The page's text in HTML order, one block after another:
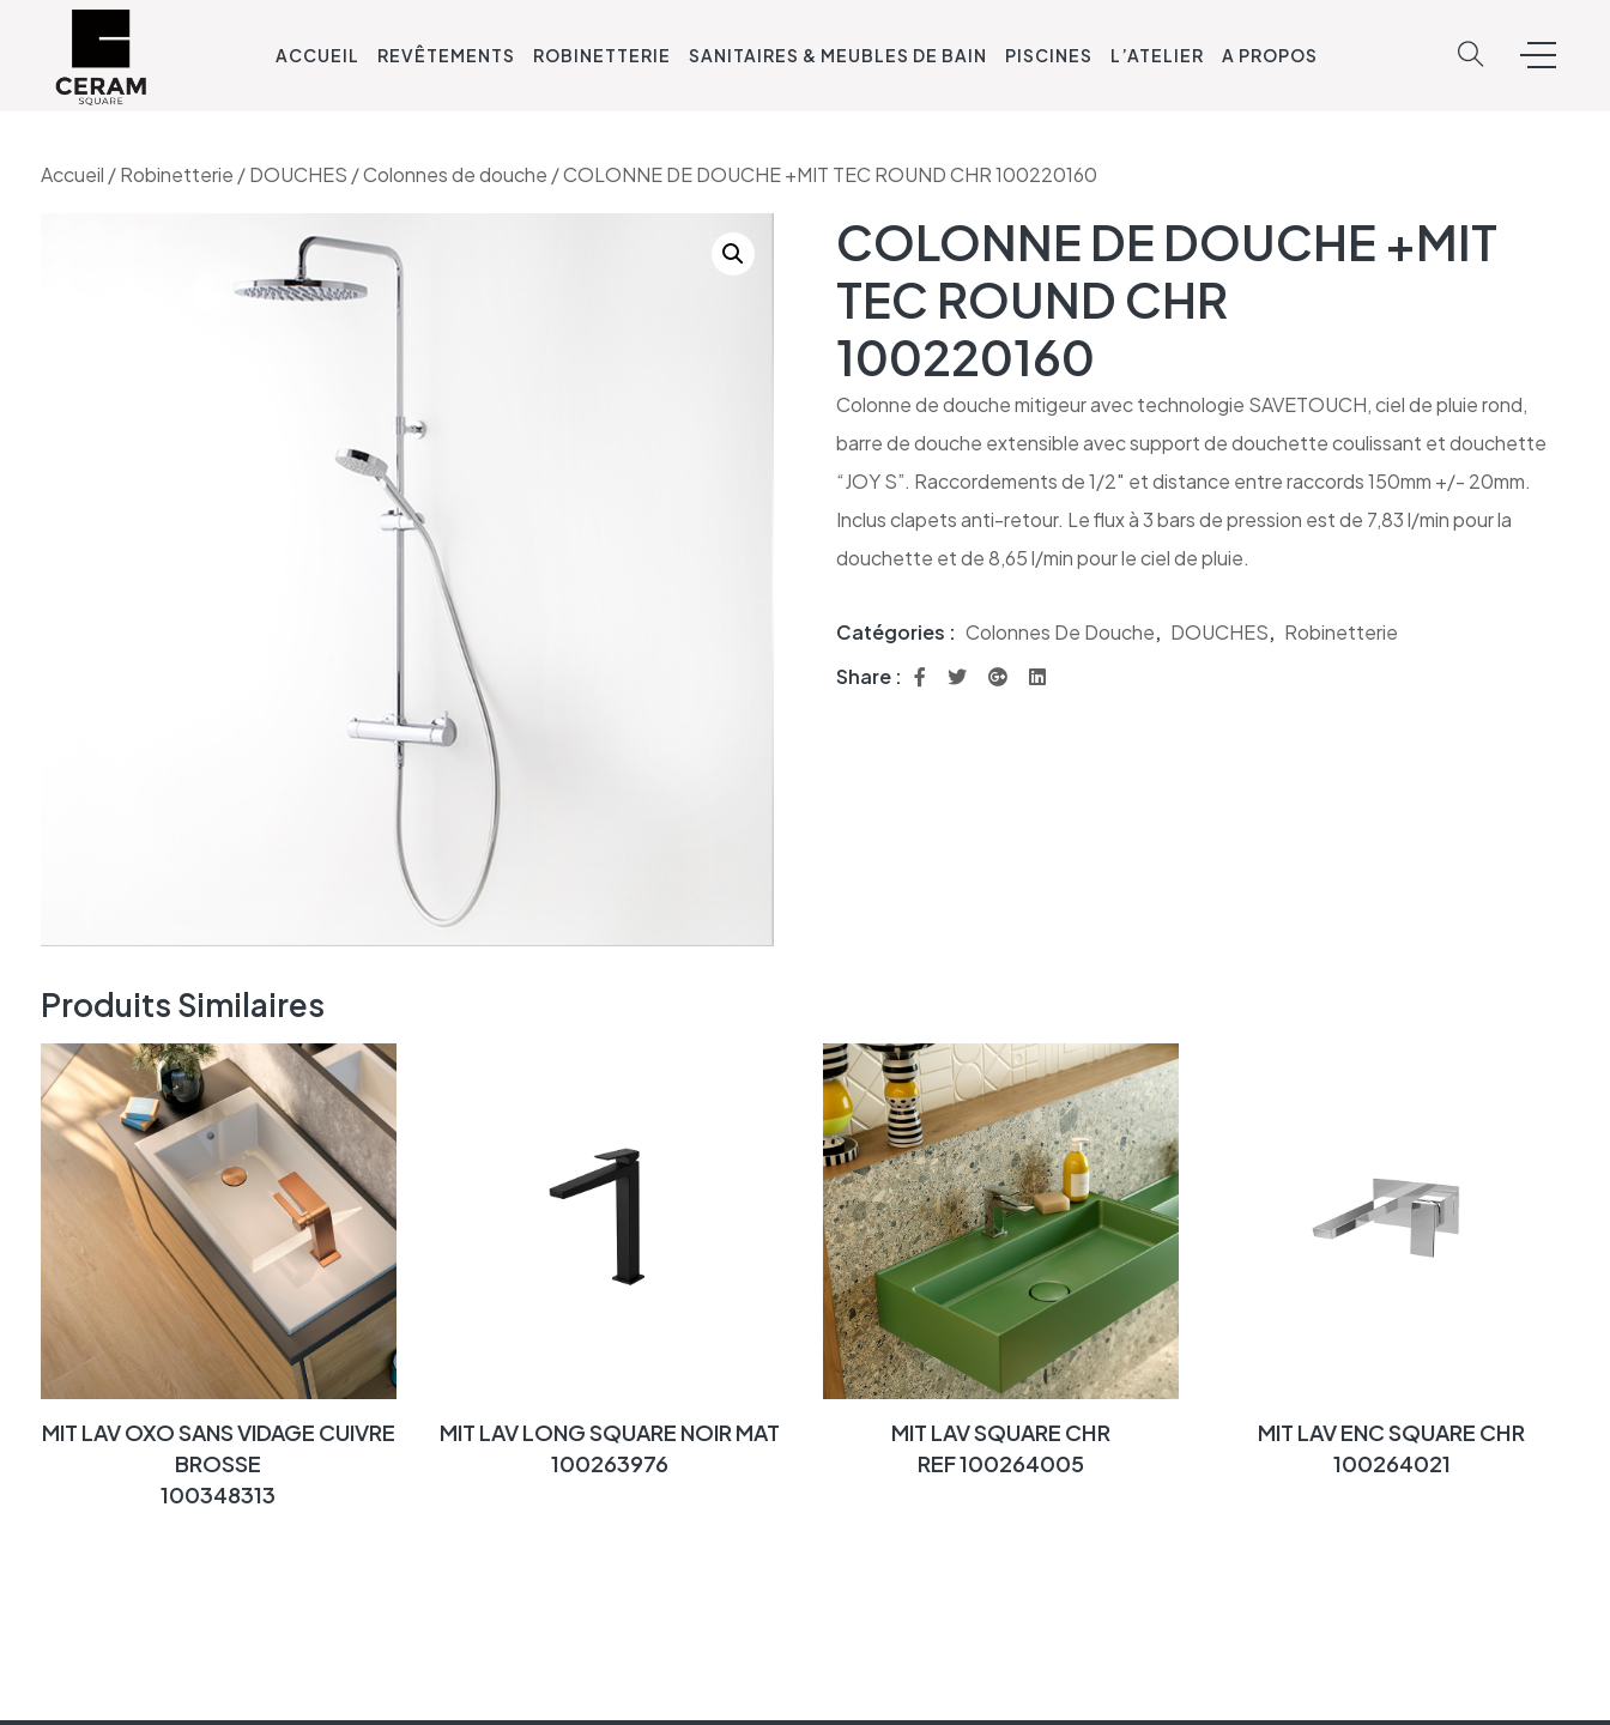
ACCUEIL REVÊTEMENTS ROBINETTERIE SANITAIRES & MEUBLES DE BAIN PISCINES L’ATELIER A PROPOS
Accueil /Robinetterie /DOUCHES /Colonnes de douche / COLONNE DE DOUCHE +MIT TEC ROUND CHR 100220160
COLONNE DE DOUCHE +MIT
TEC ROUND CHR
100220160
Colonne de douche mitigeur avec technologie SAVETOUCH, ciel de pluie rond,
barre de douche extensible avec support de douchette coulissant et douchette
“JOY S”. Raccordements de 1/2″ et distance entre raccords 150mm +/- 20mm.
Inclus clapets anti-retour. Le flux à 3 bars de pression est de 7,83 l/min pour la
douchette et de 8,65 l/min pour le ciel de pluie.
Catégories : Colonnes De Douche, DOUCHES, Robinetterie
Share :
Produits Similaires
MIT LAV OXO SANS VIDAGE CUIVRE
BROSSE
100348313
MIT LAV LONG SQUARE NOIR MAT
100263976
MIT LAV SQUARE CHR
REF 100264005
MIT LAV ENC SQUARE CHR
100264021